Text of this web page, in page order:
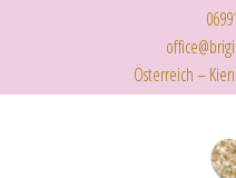
Österreich –